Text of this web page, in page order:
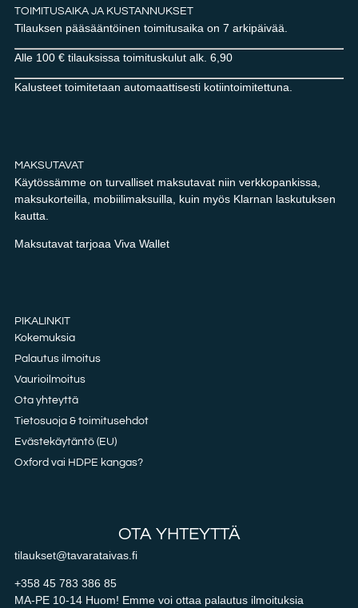
TOIMITUSAIKA JA KUSTANNUKSET
Tilauksen pääsääntöinen toimitusaika on 7 arkipäivää.
Alle 100 € tilauksissa toimituskulut alk. 6,90
Kalusteet toimitetaan automaattisesti kotiintoimitettuna.
MAKSUTAVAT
Käytössämme on turvalliset maksutavat niin verkkopankissa,
maksukorteilla, mobiilimaksuilla, kuin myös Klarnan laskutuksen
kautta.
Maksutavat tarjoaa Viva Wallet
PIKALINKIT
Kokemuksia
Palautus ilmoitus
Vaurioilmoitus
Ota yhteyttä
Tietosuoja & toimitusehdot
Evästekäytäntö (EU)
Oxford vai HDPE kangas?
OTA YHTEYTTÄ
tilaukset@tavarataivas.fi
+358 45 783 386 85
MA-PE 10-14 Huom! Emme voi ottaa palautus ilmoituksia